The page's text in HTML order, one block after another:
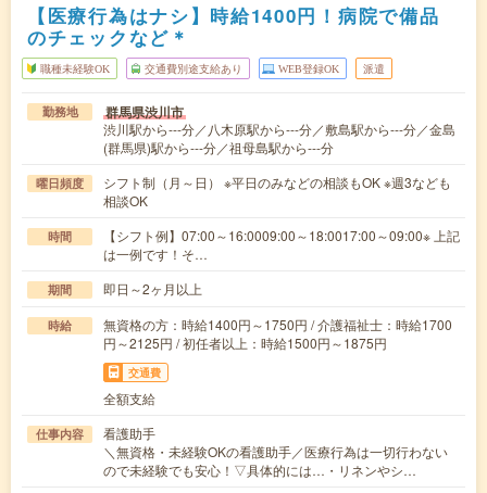
【医療行為はナシ】時給1400円！病院で備品
のチェックなど＊
職種未経験OK 交通費別途支給あり WEB登録OK 派遣
勤務地 群馬県渋川市
渋川駅から---分／八木原駅から---分／敷島駅から---分／金島
(群馬県)駅から---分／祖母島駅から---分
曜日頻度
シフト制（月～日） ※平日のみなどの相談もOK ※週3なども
相談OK
時間
【シフト例】07:00～16:0009:00～18:0017:00～09:00※ 上記
は一例です！そ…
期間 即日～2ヶ月以上
時給
無資格の方：時給1400円～1750円 / 介護福祉士：時給1700
円～2125円 / 初任者以上：時給1500円～1875円
交通費
全額支給
仕事内容
看護助手
＼無資格・未経験OKの看護助手／医療行為は一切行わない
ので未経験でも安心！▽具体的には…・リネンやシ…